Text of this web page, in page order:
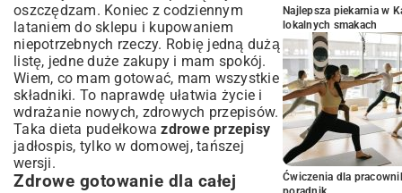
oszczędzam. Koniec z codziennym
lataniem do sklepu i kupowaniem
niepotrzebnych rzeczy. Robię jedną dużą
listę, jedne duże zakupy i mam spokój.
Wiem, co mam gotować, mam wszystkie
składniki. To naprawdę ułatwia życie i
wdrażanie nowych, zdrowych przepisów.
Taka dieta pudełkowazdrowe przepisy
jadłospis, tylko w domowej, tańszej
wersji.
Zdrowe gotowanie dla całej
Najlepsza piekarnia w
lokalnych smakach
Ćwiczenia dla